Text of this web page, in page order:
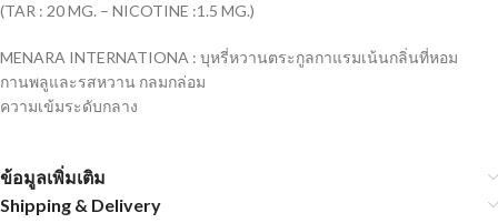
(TAR : 20 MG. – NICOTINE :1.5 MG.)
MENARA INTERNATIONA : บุหรี่หวานตระกูลกาแรมเน้นกลิ่นที่หอม
กานพลูและรสหวาน กลมกล่อม
ความเข้มระดับกลาง
ข้อมูลเพิ่มเติม
Shipping & Delivery